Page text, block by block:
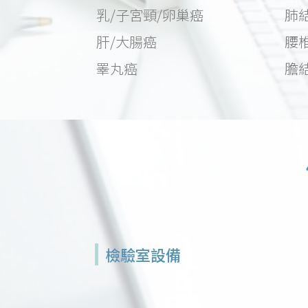
乳/子宮頸/卵巢癌
肝/大腸癌
睪丸癌
肺
腰
膽
檢驗室設備